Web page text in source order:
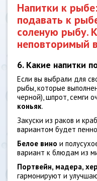
Напитки к
подавать к
соленую рыбу.
неповторимый
6. Какие напитки
Если вы выбрали для
рыбы, которые
черной), шпрот, семги
коньяк.
Закуски из раков и
вариантом будет
Белое вино и
вариант к блюдам из
Портвейн, мадера,
гармонируют и